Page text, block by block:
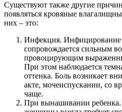
Существуют также другие
появляться кровяные
них – это:
Инфекция. Инфицирование
сопровождается сильным
провоцирующим
При этом наблюдается
оттенка. Боль возникает
акте, мочеиспускании, со
чаще.
При вынашивании ребенка.